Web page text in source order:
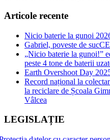
Articole recente
Nicio baterie la gunoi
Gabriel, poveste de
„Nicio baterie la gunoi!”
peste 4 tone de baterii
Earth Overshoot Day
Record național la
la reciclare de Școala
Vâlcea
LEGISLAȚIE